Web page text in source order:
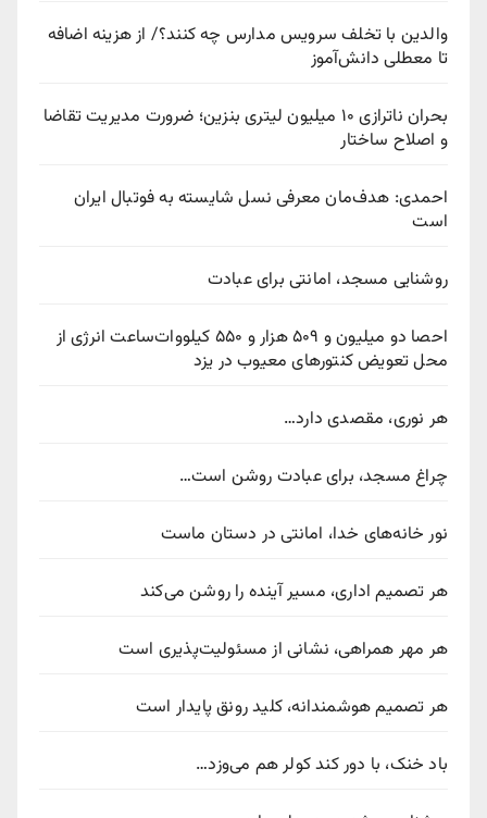
والدین با تخلف سرویس مدارس چه کنند؟/ از هزینه اضافه
تا معطلی دانش‌آموز
بحران ناترازی ۱۰ میلیون لیتری بنزین؛ ضرورت مدیریت تقاضا
و اصلاح ساختار
احمدی: هدف‌مان معرفی نسل شایسته به فوتبال ایران
است
روشنایی مسجد، امانتی برای عبادت
احصا دو میلیون و ۵۰۹ هزار و ۵۵۰ کیلووات‌ساعت انرژی از
محل تعویض کنتورهای معیوب در یزد
هر نوری، مقصدی دارد…
چراغ مسجد، برای عبادت روشن است…
نور خانه‌های خدا، امانتی در دستان ماست
هر تصمیم اداری، مسیر آینده را روشن می‌کند
هر مهر همراهی، نشانی از مسئولیت‌پذیری است
هر تصمیم هوشمندانه، کلید رونق پایدار است
باد خنک، با دور کند کولر هم می‌وزد…